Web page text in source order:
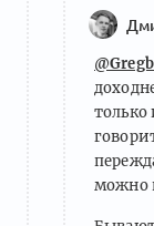
только
можно